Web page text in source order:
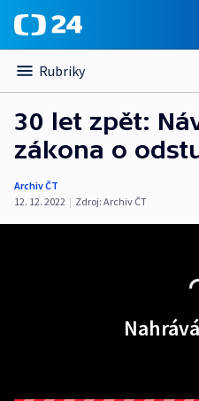
Rubriky
30 let zpět:
zákona o
Archiv ČT
12. 12. 2022 | Zdroj: Archiv ČT